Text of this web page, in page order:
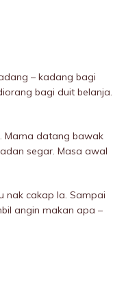
– kadang bagi
bagi duit belanja.
Mama datang bawak
segar. Masa awal
nak cakap la. Sampai
angin makan apa –